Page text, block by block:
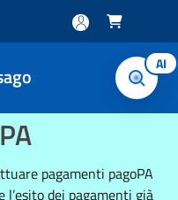

AI
pagamenti pagoPA
l’esito dei pagamenti già